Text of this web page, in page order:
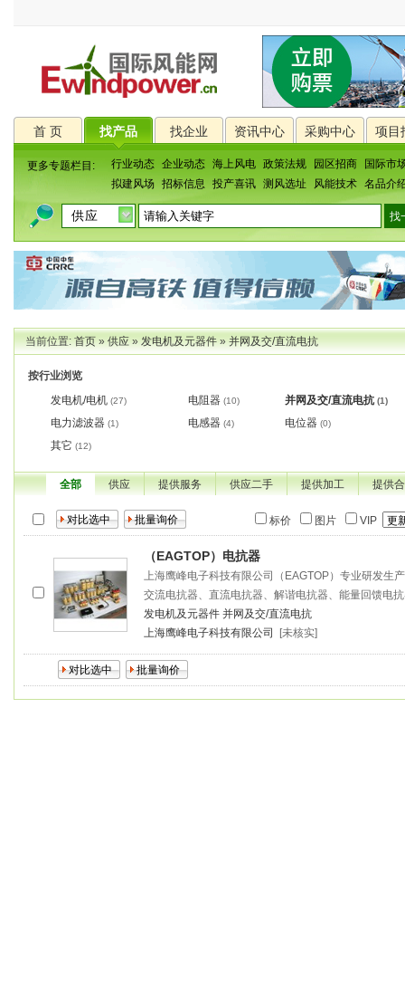
首 页 找产品 找企业 资讯中心 采购中心 项目
更多专题栏目: 行业动态 企业动态 海上风电 政策法规 园区招商
国际市
拟建风场
招标信息 投产喜讯 测风选址 风能技术 名品介
当前位置:首页»供应»发电机及元器件»并网及交/直流电抗
按行业浏览
发电机/电机 (27) 电阻器 (10) 并网及交/直流电抗 (1)
电力滤波器 (1) 电感器 (4) 电位器 (0)
其它 (12)
全部 供应 提供服务 供应二手 提供加工 提供
标价 图片 VIP
（EAGTOP）电抗器
上海鹰峰电子科技有限公司（EAGTOP）专业研发生
交流电抗器、直流电抗器、解谐电抗器、能量回馈电
发电机及元器件 并网及交/直流电抗
上海鹰峰电子科技有限公司
[未核实]